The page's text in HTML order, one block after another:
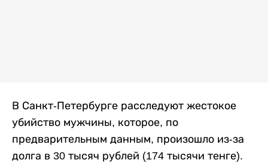
В Санкт-Петербурге расследуют жестокое
убийство мужчины, которое, по
предварительным данным, произошло из-за
долга в 30 тысяч рублей (174 тысячи тенге).